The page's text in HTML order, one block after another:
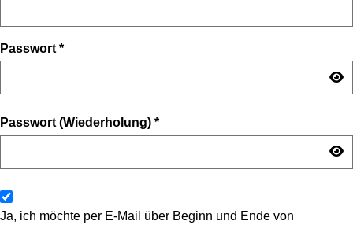
Passwort *
Passwort (Wiederholung) *
Ja, ich möchte per E-Mail über Beginn und Ende von